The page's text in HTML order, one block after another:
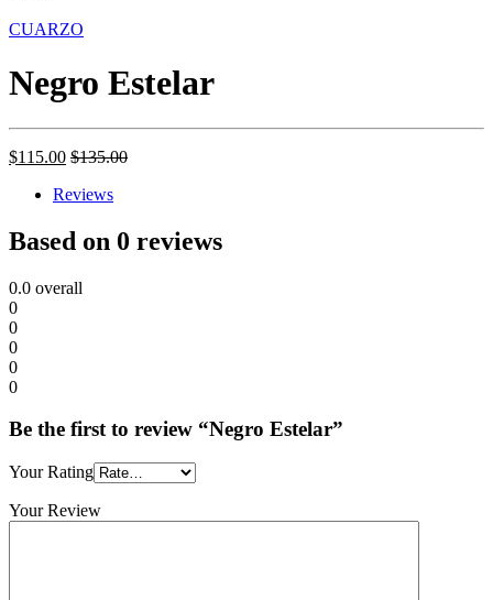
CUARZO
Negro Estelar
$115.00 $135.00
Reviews
Based on 0 reviews
0.0 overall
0
0
0
0
0
Be the first to review “Negro Estelar”
Your Rating
Your Review